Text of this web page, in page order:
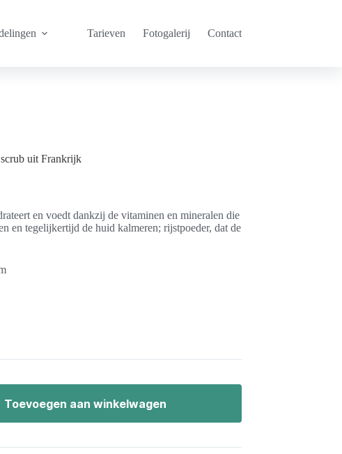
Tarieven Fotogalerij Contact
uit Frankrijk
en voedt dankzij de vitaminen en mineralen die
en tegelijkertijd de huid kalmeren; rijstpoeder, dat de
Toevoegen aan winkelwagen